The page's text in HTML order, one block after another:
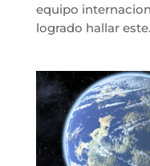
equipo
logrado hallar